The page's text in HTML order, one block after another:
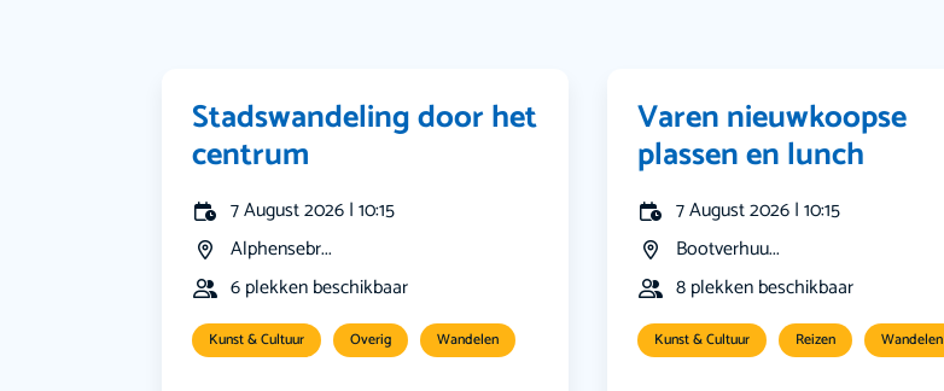
Stadswandeling door het
centrum
7 August 2026 | 10:15
Alphensebr...
6 plekken beschikbaar
Kunst & Cultuur Overig Wandelen
Varen nieuwkoopse
plassen en lunch
7 August 2026 | 10:15
Bootverhuu...
8 plekken beschikbaar
Kunst & Cultuur Reizen Wandelen